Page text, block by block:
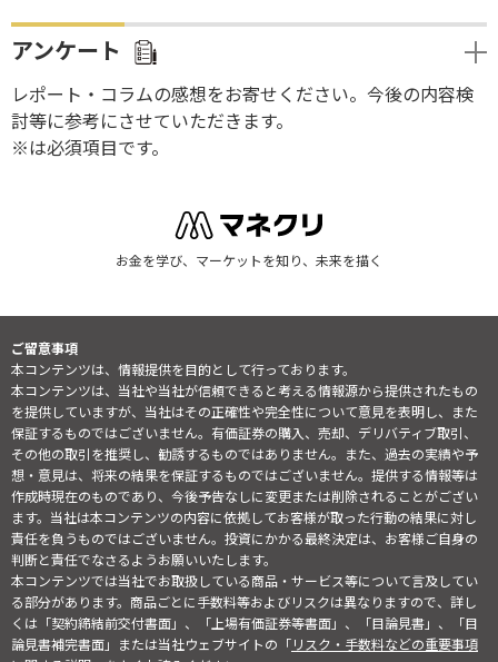
アンケート
レポート・コラムの感想をお寄せください。今後の内容検
討等に参考にさせていただきます。
※は必須項目です。
お金を学び、マーケットを知り、未来を描く
ご留意事項
本コンテンツは、情報提供を目的として行っております。
本コンテンツは、当社や当社が信頼できると考える情報源から提供されたもの
を提供していますが、当社はその正確性や完全性について意見を表明し、また
保証するものではございません。有価証券の購入、売却、デリバティブ取引、
その他の取引を推奨し、勧誘するものではありません。また、過去の実績や予
想・意見は、将来の結果を保証するものではございません。提供する情報等は
作成時現在のものであり、今後予告なしに変更または削除されることがござい
ます。当社は本コンテンツの内容に依拠してお客様が取った行動の結果に対し
責任を負うものではございません。投資にかかる最終決定は、お客様ご自身の
判断と責任でなさるようお願いいたします。
本コンテンツでは当社でお取扱している商品・サービス等について言及してい
る部分があります。商品ごとに手数料等およびリスクは異なりますので、詳し
くは「契約締結前交付書面」、「上場有価証券等書面」、「目論見書」、「目
論見書補完書面」または当社ウェブサイトの「リスク・手数料などの重要事項